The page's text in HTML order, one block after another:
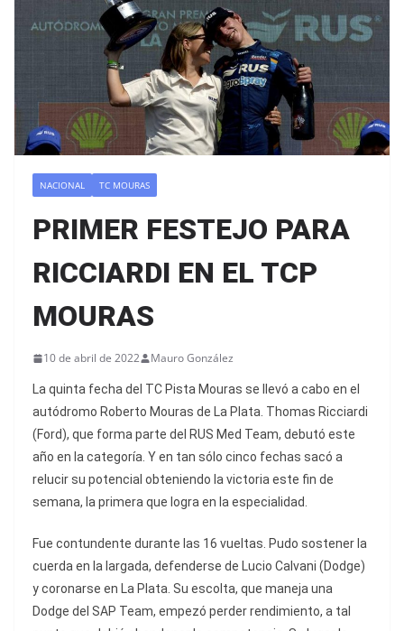
NACIONAL TC MOURAS
PRIMER FESTEJO PARA
RICCIARDI EN EL TCP
MOURAS
10 de abril de 2022 Mauro González
La quinta fecha del TC Pista Mouras se llevó a cabo en el
autódromo Roberto Mouras de La Plata. Thomas Ricciardi
(Ford), que forma parte del RUS Med Team, debutó este
año en la categoría. Y en tan sólo cinco fechas sacó a
relucir su potencial obteniendo la victoria este fin de
semana, la primera que logra en la especialidad.
Fue contundente durante las 16 vueltas. Pudo sostener la
cuerda en la largada, defenderse de Lucio Calvani (Dodge)
y coronarse en La Plata. Su escolta, que maneja una
Dodge del SAP Team, empezó perder rendimiento, a tal